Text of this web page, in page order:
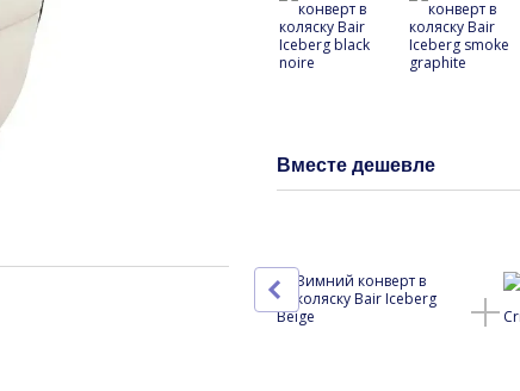
Вместе дешевле